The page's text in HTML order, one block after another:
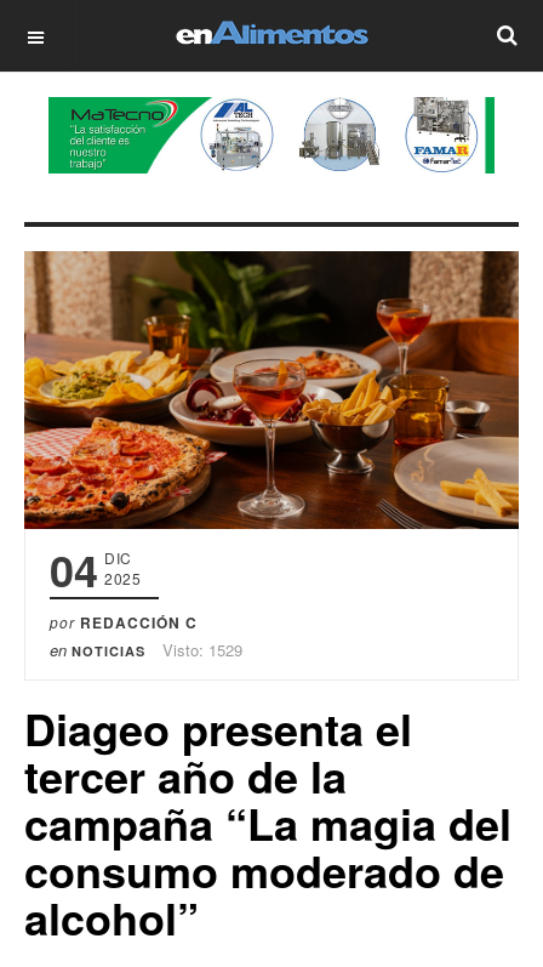
OFF CANVAS
04 DIC
2025
por REDACCIÓN C
en NOTICIAS Visto: 1529
Diageo presenta el
tercer año de la
campaña “La magia del
consumo moderado de
alcohol”